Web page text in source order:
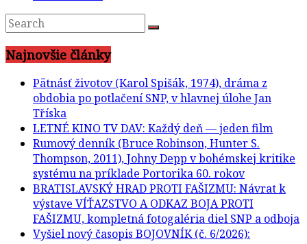
Najnovšie články
Pätnásť životov (Karol Spišák, 1974), dráma z
obdobia po potlačení SNP, v hlavnej úlohe Jan
Tříska
LETNÉ KINO TV DAV: Každý deň — jeden film
Rumový denník (Bruce Robinson, Hunter S.
Thompson, 2011), Johny Depp v bohémskej kritike
systému na príklade Portorika 60. rokov
BRATISLAVSKÝ HRAD PROTI FAŠIZMU: Návrat k
výstave VÍŤAZSTVO A ODKAZ BOJA PROTI
FAŠIZMU, kompletná fotogaléria diel SNP a odboja
Vyšiel nový časopis BOJOVNÍK (č. 6/2026):